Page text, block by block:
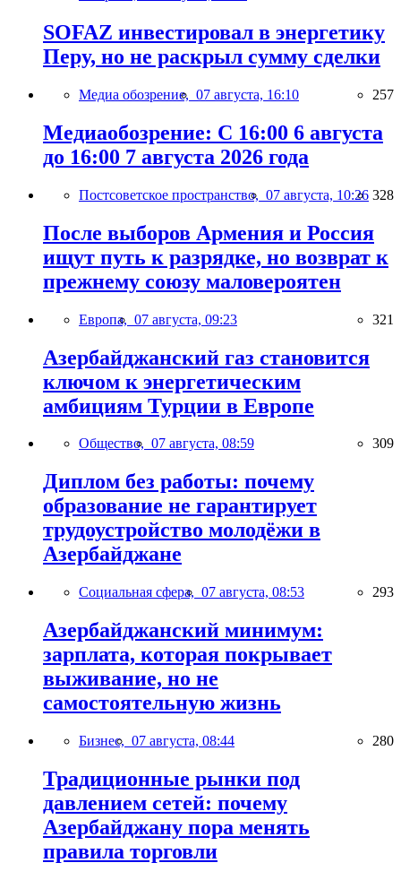
SOFAZ инвестировал в энергетику
Перу, но не раскрыл сумму сделки
Медиа обозрение, 07 августа, 16:10 257
Медиаобозрение: С 16:00 6 августа
до 16:00 7 августа 2026 года
Постсоветское пространство, 07 августа, 10:26 328
После выборов Армения и Россия
ищут путь к разрядке, но возврат к
прежнему союзу маловероятен
Европа, 07 августа, 09:23 321
Азербайджанский газ становится
ключом к энергетическим
амбициям Турции в Европе
Общество, 07 августа, 08:59 309
Диплом без работы: почему
образование не гарантирует
трудоустройство молодёжи в
Азербайджане
Социальная сфера, 07 августа, 08:53 293
Азербайджанский минимум:
зарплата, которая покрывает
выживание, но не
самостоятельную жизнь
Бизнес, 07 августа, 08:44 280
Традиционные рынки под
давлением сетей: почему
Азербайджану пора менять
правила торговли